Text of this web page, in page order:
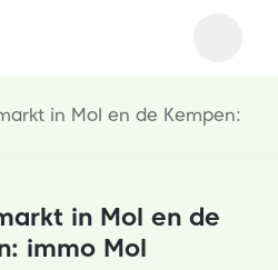
in Mol en de Kempen:
in Mol en de
immo Mol